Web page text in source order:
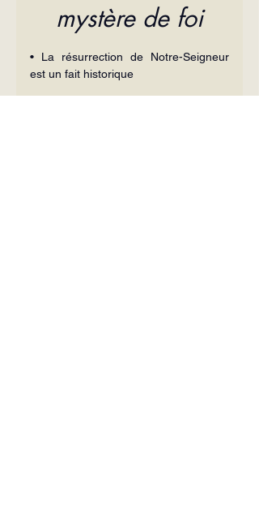
mystère de foi
• La résurrection de Notre-Seigneur
est un fait historique